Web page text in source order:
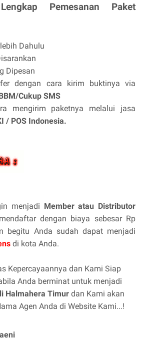
Pemesanan Paket
Dahulu
Dipesan
dengan cara kirim buktinya via
Cukup SMS
mengirim paketnya melalui jasa
/ POS Indonesia.
menjadi Member atau Distributor
dengan biaya sebesar Rp
begitu Anda sudah dapat menjadi
di kota Anda.
Kepercayaannya dan Kami Siap
Anda berminat untuk menjadi
Halmahera Timur dan Kami akan
Agen Anda di Website Kami...!